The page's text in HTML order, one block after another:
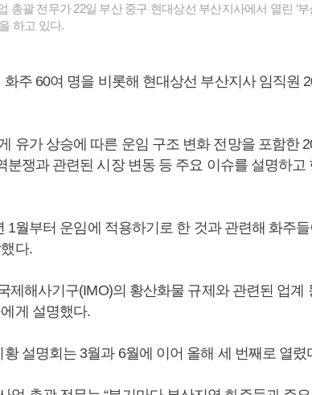
총괄 전무가 22일 부산 중구 현대상선 부산지사에서 열린 ‘
하고 있다.
주 60여 명을 비롯해 현대상선 부산지사 임직원
유가 상승에 따른 운임 구조 변화 전망을 포함한
분쟁과 관련된 시장 변동 등 주요 이슈를 설명하고
1월부터 운임에 적용하기로 한 것과 관련해 화주
다.
제해사기구(IMO)의 황산화물 규제와 관련된 업계
게 설명했다.
설명회는 3월과 6월에 이어 올해 세 번째로 열렸